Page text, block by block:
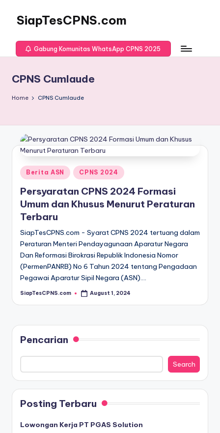
SiapTesCPNS.com
Gabung Komunitas WhatsApp CPNS 2025
CPNS Cumlaude
Home CPNS Cumlaude
Posted
in
Berita ASN CPNS 2024
Persyaratan CPNS 2024 Formasi
Umum dan Khusus Menurut Peraturan
Terbaru
SiapTesCPNS.com - Syarat CPNS 2024 tertuang dalam
Peraturan Menteri Pendayagunaan Aparatur Negara
Dan Reformasi Birokrasi Republik Indonesia Nomor
(PermenPANRB) No 6 Tahun 2024 tentang Pengadaan
Pegawai Aparatur Sipil Negara (ASN).…
Posted
SiapTesCPNS.com August 1, 2024
Pencarian
Search
Posting Terbaru
Lowongan Kerja PT PGAS Solution